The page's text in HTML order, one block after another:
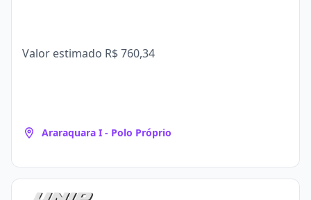
Valor estimado R$ 760,34
Araraquara I - Polo Próprio